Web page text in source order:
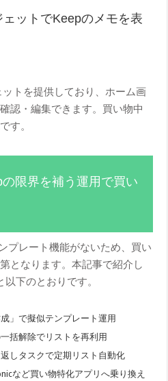
ットでKeepのメモを表
トを提供しており、ホーム画
認・編集できます。買い物中
す。
限界を補う運用で買い
プレート機能がないため、買い
となります。本記事で紹介し
下のとおりです。
」で擬似テンプレート運用
括解除でリストを再利用
しタスクで定期リスト自動化
など買い物特化アプリへ乗り換え